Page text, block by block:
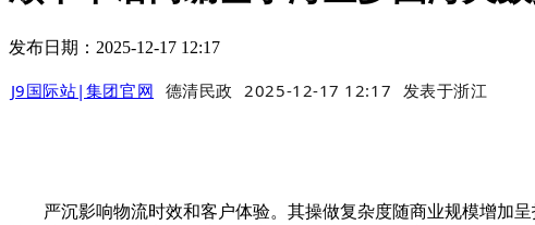
发布日期：2025-12-17 12:17
J9国际站|集团官网 德清民政 2025-12-17 12:17 发表于浙江
严沉影响物流时效和客户体验。其操做复杂度随商业规模增加呈